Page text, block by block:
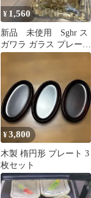
¥ 1,560
新品 未使用 Sghr ス
ガワラ ガラス プレート
スクエア 九十九里
¥3,800
木製 楕円形 プレート 3
枚セット